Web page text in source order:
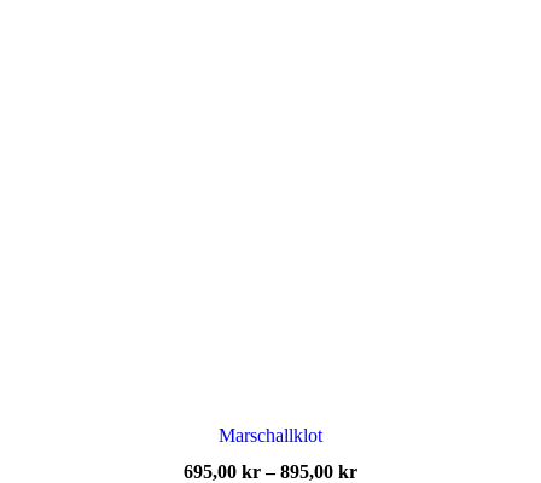
Marschallklot
695,00 kr – 895,00 krPrisintervall: